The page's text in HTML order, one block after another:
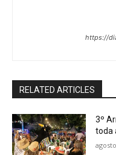
https://
RELATED ARTICLES
3º
toda